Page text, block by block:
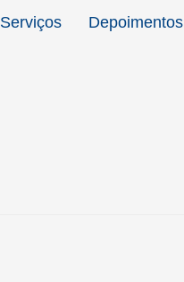
Serviços Depoimentos